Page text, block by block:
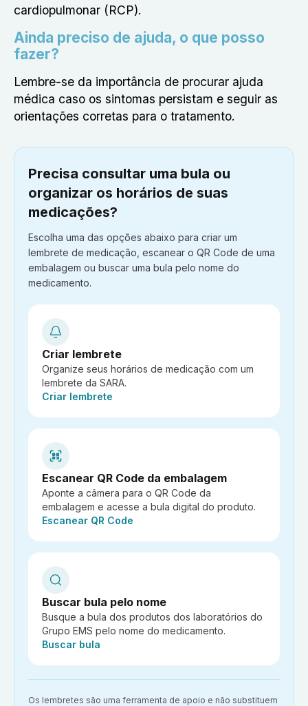
cardiopulmonar (RCP).
Ainda preciso de ajuda, o que posso
fazer?
Lembre-se da importância de procurar ajuda
médica caso os sintomas persistam e seguir as
orientações corretas para o tratamento.
Precisa consultar uma bula ou
organizar os horários de suas
medicações?
Escolha uma das opções abaixo para criar um
lembrete de medicação, escanear o QR Code de uma
embalagem ou buscar uma bula pelo nome do
medicamento.
Criar lembrete
Organize seus horários de medicação com um
lembrete da SARA.
Ação:
Criar lembrete
Escanear QR Code da embalagem
Aponte a câmera para o QR Code da
embalagem e acesse a bula digital do produto.
Ação:
Escanear QR Code
Buscar bula pelo nome
Busque a bula dos produtos dos laboratórios do
Grupo EMS pelo nome do medicamento.
Ação:
Buscar bula
Aviso importante:
Os lembretes são uma ferramenta de apoio e não substituem